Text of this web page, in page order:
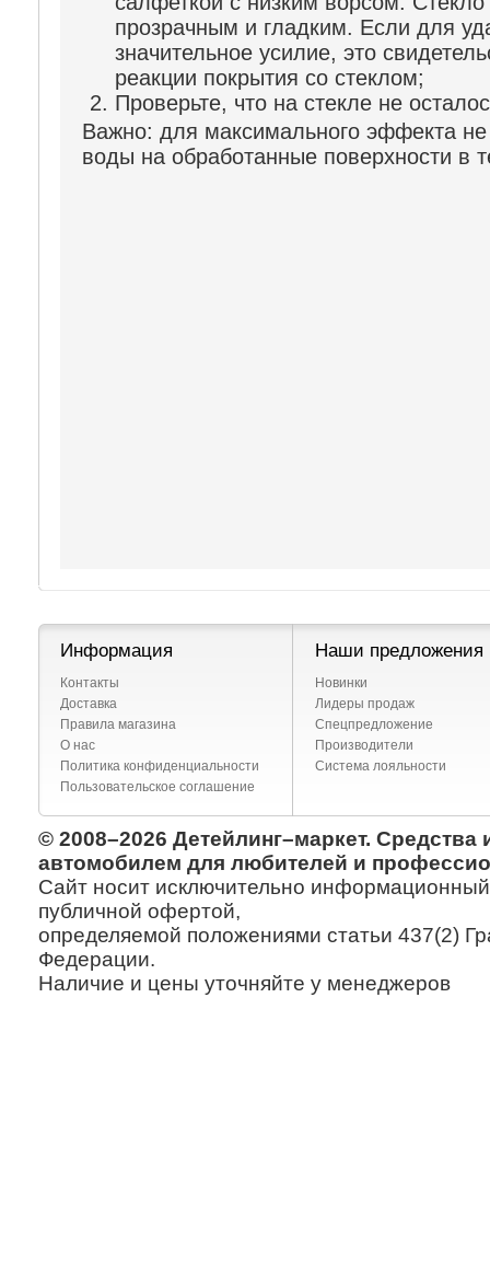
прозрачным и гладким. Если для
значительное усилие, это
реакции покрытия со стеклом;
Проверьте, что на стекле не
Важно: для максимального эффекта
воды на обработанные поверхности в
Информация
Контакты
Доставка
Правила магазина
О нас
Политика конфиденциальности
Пользовательское соглашение
Наши предложения
Новинки
Лидеры продаж
Спецпредложение
Производители
Система лояльности
© 2008–2026 Детейлинг–маркет. Средства
автомобилем для любителей и
Сайт носит исключительно информационный
публичной офертой,
определяемой положениями статьи 437(2)
Федерации.
Наличие и цены уточняйте у менеджеров